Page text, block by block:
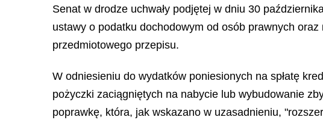
Senat w drodze uchwały podjętej w dniu 30
ustawy o podatku dochodowym od osób prawnych
przedmiotowego przepisu.
W odniesieniu do wydatków poniesionych na spłatę
pożyczki zaciągniętych na nabycie lub wybudowanie
poprawkę, która, jak wskazano w uzasadnieniu,